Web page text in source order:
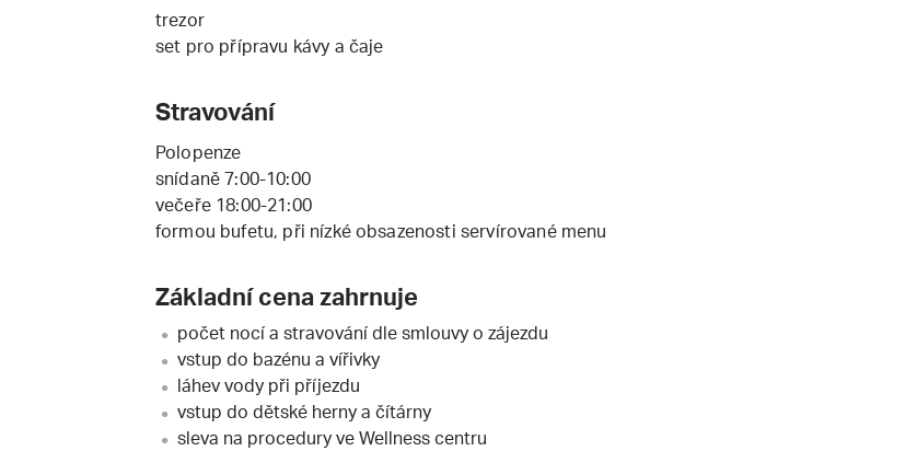
trezor
set pro přípravu kávy a čaje
Stravování
Polopenze
snídaně 7:00-10:00
večeře 18:00-21:00
formou bufetu, při nízké obsazenosti servírované menu
Základní cena zahrnuje
počet nocí a stravování dle smlouvy o zájezdu
vstup do bazénu a vířivky
láhev vody při příjezdu
vstup do dětské herny a čítárny
sleva na procedury ve Wellness centru